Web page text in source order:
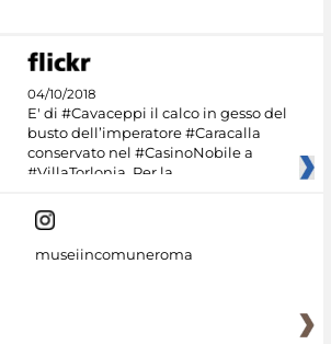
04/10/2018
E' di #Cavaceppi il calco in gesso del
busto dell’imperatore #Caracalla
conservato nel #CasinoNobile a
#VillaTorlonia. Per la
museiincomuneroma